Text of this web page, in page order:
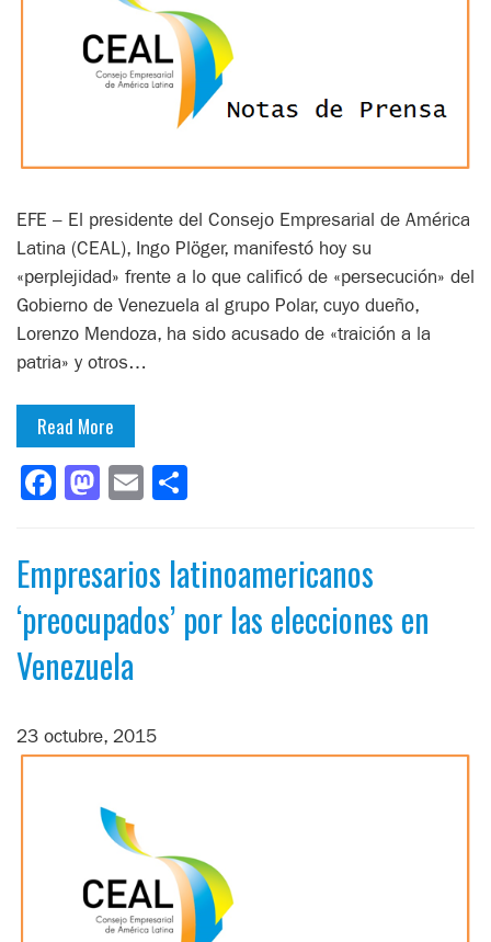
EFE – El presidente del Consejo Empresarial de América
Latina (CEAL), Ingo Plöger, manifestó hoy su
«perplejidad» frente a lo que calificó de «persecución» del
Gobierno de Venezuela al grupo Polar, cuyo dueño,
Lorenzo Mendoza, ha sido acusado de «traición a la
patria» y otros…
Read More
Facebook
Mastodon
Email
Empresarios latinoamericanos
‘preocupados’ por las elecciones en
Venezuela
23 octubre, 2015